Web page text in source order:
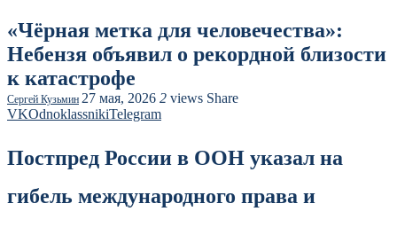
«Чёрная метка для человечества»:
Небензя объявил о рекордной близости
к катастрофе
Сергей Кузьмин 27 мая, 2026 2 views Share
VKOdnoklassnikiTelegram
Постпред России в ООН указал на
гибель международного права и